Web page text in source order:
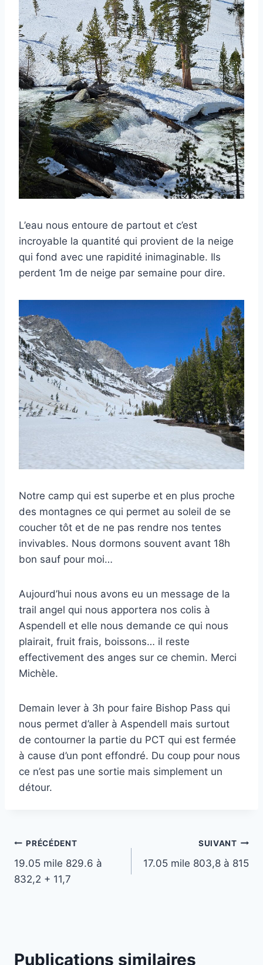
L’eau nous entoure de partout et c’est
incroyable la quantité qui provient de la neige
qui fond avec une rapidité inimaginable. Ils
perdent 1m de neige par semaine pour dire.
Notre camp qui est superbe et en plus proche
des montagnes ce qui permet au soleil de se
coucher tôt et de ne pas rendre nos tentes
invivables. Nous dormons souvent avant 18h
bon sauf pour moi…
Aujourd’hui nous avons eu un message de la
trail angel qui nous apportera nos colis à
Aspendell et elle nous demande ce qui nous
plairait, fruit frais, boissons… il reste
effectivement des anges sur ce chemin. Merci
Michèle.
Demain lever à 3h pour faire Bishop Pass qui
nous permet d’aller à Aspendell mais surtout
de contourner la partie du PCT qui est fermée
à cause d’un pont effondré. Du coup pour nous
ce n’est pas une sortie mais simplement un
détour.
Navigation
de
PRÉCÉDENT
19.05 mile 829.6 à
832,2 + 11,7
SUIVANT
17.05 mile 803,8 à 815
Publications similaires